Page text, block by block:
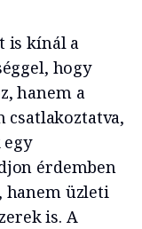
is kínál a
hogy
hanem a
csatlakoztatva,
egy
érdemben
hanem üzleti
is. A